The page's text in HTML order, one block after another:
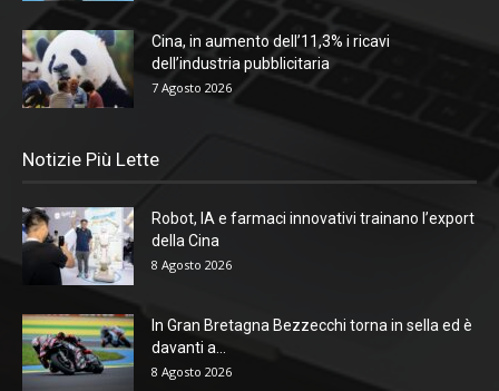
Cina, in aumento dell’11,3% i ricavi
dell’industria pubblicitaria
7 Agosto 2026
Notizie Più Lette
Robot, IA e farmaci innovativi trainano l’export
della Cina
8 Agosto 2026
In Gran Bretagna Bezzecchi torna in sella ed è
davanti a...
8 Agosto 2026